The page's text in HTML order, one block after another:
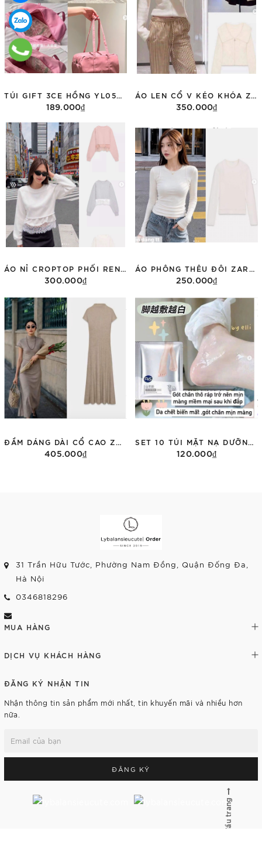
189.000₫
Thêm vào giỏ hàng
350.000₫
Tùy chọn
300.000₫
Tùy chọn
250.000₫
Tùy chọn
405.000₫ 120.000₫
31 Trần Hữu Tước, Phường Nam Đồng, Quận Đống Đa,
Hà Nội
0346818296
MUA HÀNG
DỊCH VỤ KHÁCH HÀNG
ĐĂNG KÝ NHẬN TIN
Nhận thông tin sản phẩm mới nhất, tin khuyến mãi và nhiều hơn
nữa.
ĐĂNG KÝ
Lên đầu trang